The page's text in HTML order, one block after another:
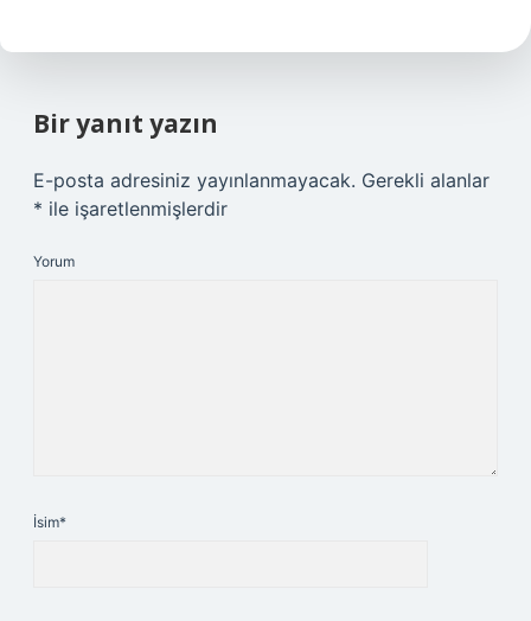
Bir yanıt yazın
E-posta adresiniz yayınlanmayacak. Gerekli alanlar
* ile işaretlenmişlerdir
Yorum
İsim*